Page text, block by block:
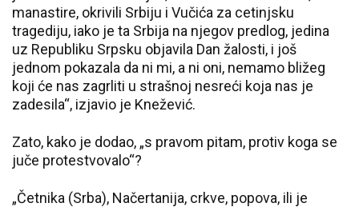
manastire, okrivili Srbiju i Vučića za cetinjsku
tragediju, iako je ta Srbija na njegov predlog, jedina
uz Republiku Srpsku objavila Dan žalosti, i još
jednom pokazala da ni mi, a ni oni, nemamo bližeg
koji će nas zagrliti u strašnoj nesreći koja nas je
zadesila“, izjavio je Knežević.
Zato, kako je dodao, „s pravom pitam, protiv koga se
juče protestvovalo“?
„Četnika (Srba), Načertanija, crkve, popova, ili je